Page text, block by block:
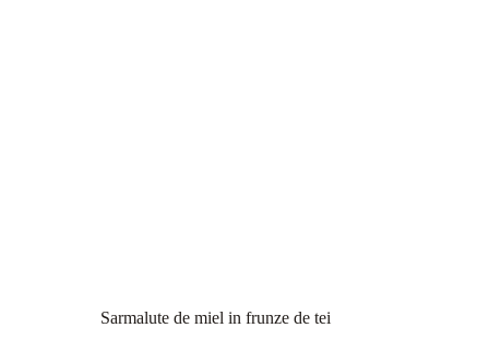
Sarmalute de miel in frunze de tei